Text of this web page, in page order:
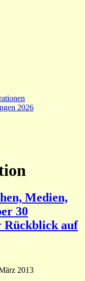
2026
Medien,
30
Rückblick auf
2013